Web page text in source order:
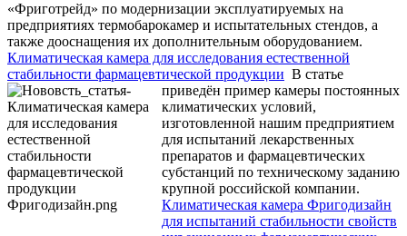
«Фриготрейд» по модернизации эксплуатируемых на
предприятиях термобарокамер и испытательных стендов, а
также дооснащения их дополнительным оборудованием.
Климатическая камера для исследования естественной
стабильности фармацевтической продукции В статье
приведён пример камеры постоянных
климатических условий,
изготовленной нашим предприятием
для испытаний лекарственных
препаратов и фармацевтических
субстанций по техническому заданию
крупной российской компании.
Климатическая камера Фригодизайн
для испытаний стабильности свойств